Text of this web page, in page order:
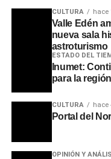
CULTURA hace
Valle Edén
nueva sala
astroturismo
ESTADO DEL
Inumet:
para la
CULTURA hace
Portal del
OPINIÓN Y